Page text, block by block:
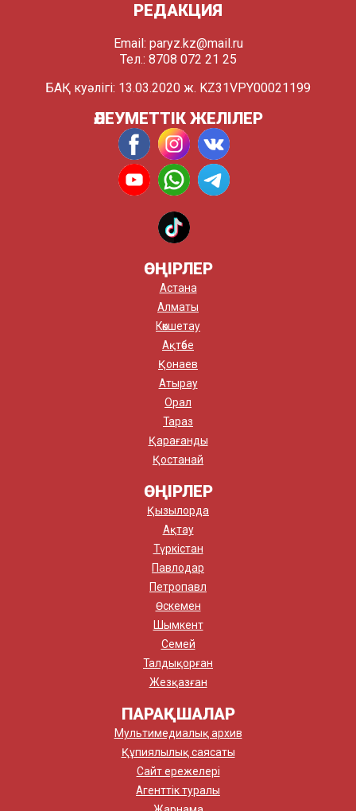
РЕДАКЦИЯ
Email: paryz.kz@mail.ru
Тел.: 8708 072 21 25
БАҚ куәлігі: 13.03.2020 ж. KZ31VPY00021199
ӘЛЕУМЕТТІК ЖЕЛІЛЕР
ӨҢІРЛЕР
Астана
Алматы
Көкшетау
Ақтөбе
Қонаев
Атырау
Орал
Тараз
Қарағанды
Қостанай
ӨҢІРЛЕР
Қызылорда
Ақтау
Түркістан
Павлодар
Петропавл
Өскемен
Шымкент
Семей
Талдықорған
Жезқазған
ПАРАҚШАЛАР
Мультимедиалық архив
Құпиялылық саясаты
Сайт ережелері
Агенттік туралы